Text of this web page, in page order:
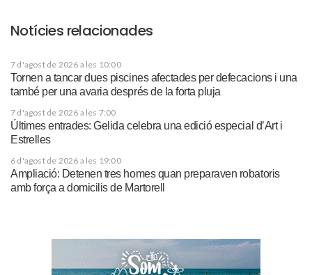
Notícies relacionades
7 d'agost de 2026 a les 10:00
Tornen a tancar dues piscines afectades per defecacions i una
també per una avaria després de la forta pluja
7 d'agost de 2026 a les 7:00
Últimes entrades: Gelida celebra una edició especial d’Art i
Estrelles
6 d'agost de 2026 a les 19:00
Ampliació: Detenen tres homes quan preparaven robatoris
amb força a domicilis de Martorell